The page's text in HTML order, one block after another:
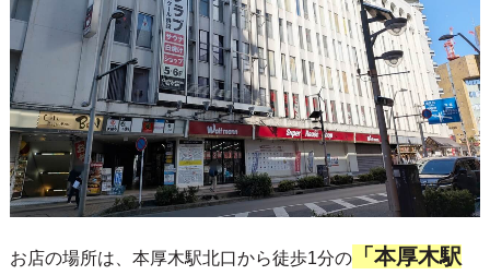
お店の場所は、本厚木駅北口から徒歩1分の「本厚木駅